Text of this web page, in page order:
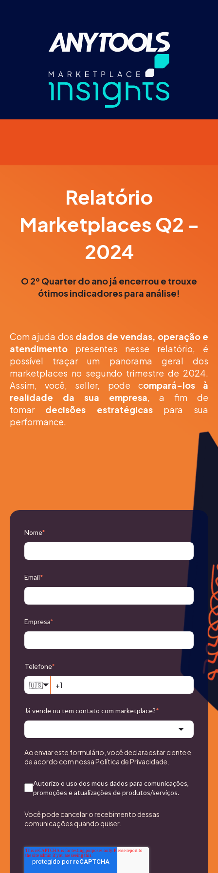
Relatório
Marketplaces Q2 -
2024
O 2º Quarter do ano já encerrou e trouxe
ótimos indicadores para análise!
Com ajuda dos dados de vendas, operação e
atendimento presentes nesse relatório, é
possível traçar um panorama geral dos
marketplaces no segundo trimestre de 2024.
Assim, você, seller, pode compará-los à
realidade da sua empresa, a fim de
tomar decisões estratégicaspara sua
performance.
Nome*
Email*
Empresa*
Telefone*
🇺🇸
Já vende ou tem contato com marketplace?*
Ao enviar este formulário, você declara estar ciente e
de acordo com nossaPolítica de Privacidade
Autorizo o uso dos meus dados para comunicações,
promoções e atualizações de produtos/serviços.
Você pode cancelar o recebimento dessas
comunicações quando quiser.